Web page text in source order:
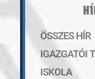
ÖSSZES HÍR
IGAZGATÓI
ISKOLA